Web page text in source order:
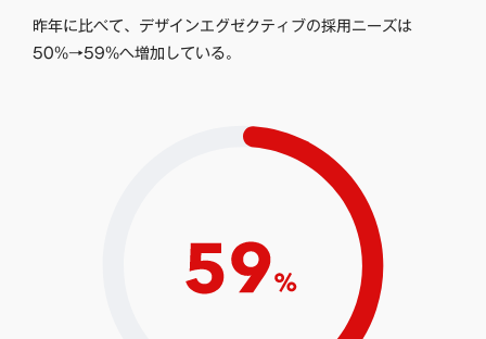
昨年に比べて、デザインエグゼクティブの採用ニーズは
50%→59%へ増加している。